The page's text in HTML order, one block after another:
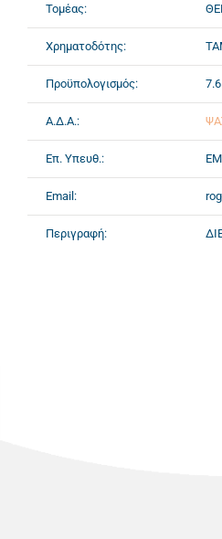
Τομέας:
Χρηματοδότης:
Προϋπολογισμός:
Α.Δ.Α.:
Επ. Υπευθ.:
Email:
Περιγραφή: